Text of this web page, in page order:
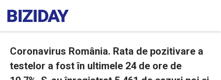
Coronavirus România. Rata de pozitivare a
testelor a fost în ultimele 24 de ore de